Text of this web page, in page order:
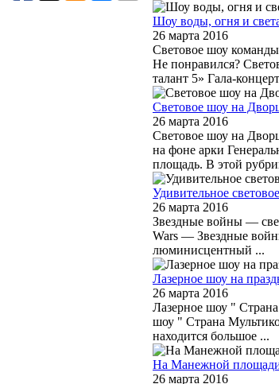
Шоу воды, огня и
26 марта 2016
Световое шоу
Не понравился?
талант 5» Гала-
Световое шоу на
26 марта 2016
Световое шоу на
на фоне арки
площадь. В этой
Удивительное
26 марта 2016
Звездные войны —
Wars — Звездные
люминисцентный ...
Лазерное шоу на
26 марта 2016
Лазерное шоу "
шоу " Страна
находится большое ...
На Манежной площади
26 марта 2016